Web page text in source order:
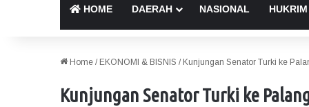
HOME DAERAH NASIONAL HUKRIM
Home / EKONOMI & BISNIS / Kunjungan Senator Turki ke
Kunjungan Senator Turki ke